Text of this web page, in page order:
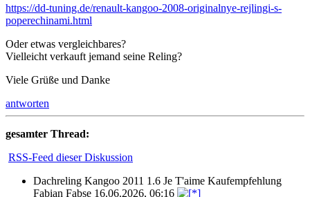
https://dd-tuning.de/renault-kangoo-2008-originalnye-rejlingi-s-
poperechinami.html
Oder etwas vergleichbares?
Vielleicht verkauft jemand seine Reling?
Viele Grüße und Danke
antworten
gesamter Thread:
RSS-Feed dieser Diskussion
Dachreling Kangoo 2011 1.6 Je T'aime Kaufempfehlung
Fabian Fabse 16.06.2026, 06:16